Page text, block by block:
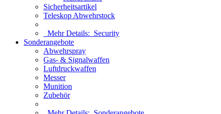
Sicherheitsartikel
Teleskop Abwehrstock
Mehr Details: Security
Sonderangebote
Abwehrspray
Gas- & Signalwaffen
Luftdruckwaffen
Messer
Munition
Zubehör